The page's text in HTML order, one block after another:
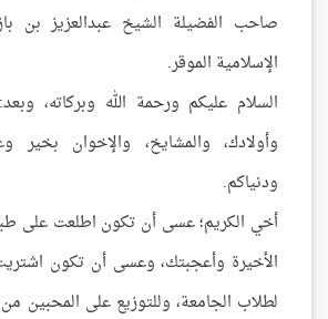
صاحب الفضيلة الشيخ عبدالعزيز بن
الإسلامية الموقر.
السلام عليكم ورحمة الله وبركاته،
وأولادك، والمشايخ، والإخوان بخير
ودنياكم.
أخي الكريم؛ عسى أن تكون اطلعت على
الأخيرة وأعجبتك، وعسى أن تكون
لطلاب الجامعة، وللتوزيع على المحبين